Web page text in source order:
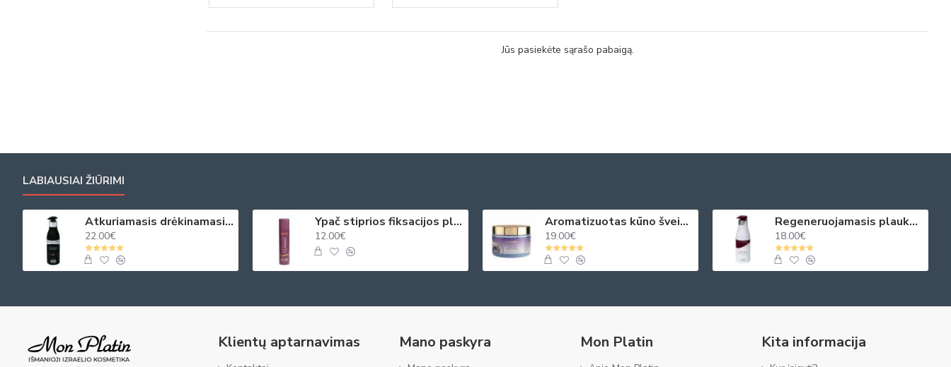
Jūs pasiekėte sąrašo pabaigą.
LABIAUSIAI ŽIŪRIMI
Atkuriamasis drėkinamasis plaukų kremas su juod. ikrų ekstraktu 250ml
22.00€
Ypač stiprios fiksacijos plaukų purškiklis 250ml
12.00€
Aromatizuotas kūno šveitiklis levanda, vanilė ir pačiulis 330ml
19.00€
Regeneruojamasis plaukų kondicionierius su juodųjų ikrų ekstraktais 500 ml
18.00€
Klientų aptarnavimas Mano paskyra Mon Platin Kita informacija